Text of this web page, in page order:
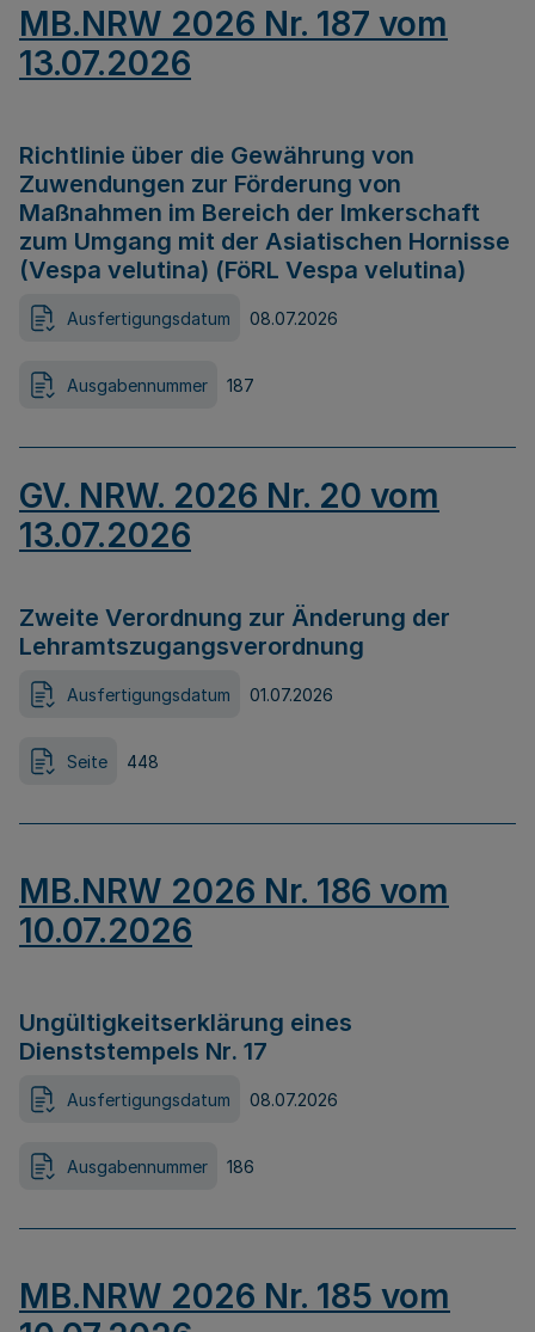
MB.NRW 2026 Nr. 187 vom
13.07.2026
Richtlinie über die Gewährung von
Zuwendungen zur Förderung von
Maßnahmen im Bereich der Imkerschaft
zum Umgang mit der Asiatischen Hornisse
(Vespa velutina) (FöRL Vespa velutina)
Ausfertigungsdatum 08.07.2026
Ausgabennummer 187
GV. NRW. 2026 Nr. 20 vom
13.07.2026
Zweite Verordnung zur Änderung der
Lehramtszugangsverordnung
Ausfertigungsdatum 01.07.2026
Seite 448
MB.NRW 2026 Nr. 186 vom
10.07.2026
Ungültigkeitserklärung eines
Dienststempels Nr. 17
Ausfertigungsdatum 08.07.2026
Ausgabennummer 186
MB.NRW 2026 Nr. 185 vom